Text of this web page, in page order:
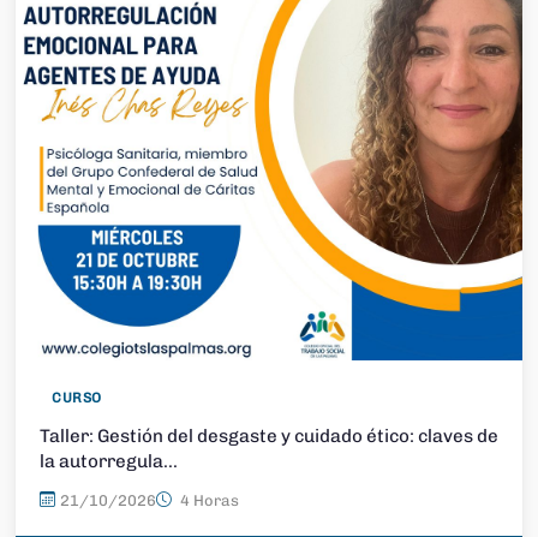
CURSO
Taller: Gestión del desgaste y cuidado ético: claves de
la autorregula...
21/10/2026 4 Horas